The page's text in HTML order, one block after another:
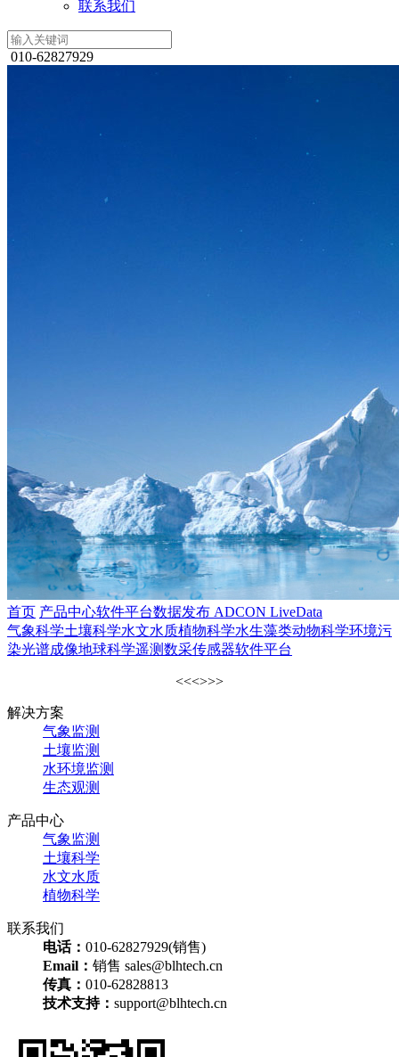
联系我们
010-62827929
首页 产品中心软件平台数据发布 ADCON LiveData
气象科学土壤科学水文水质植物科学水生藻类动物科学环境污
染光谱成像地球科学遥测数采传感器软件平台
<<<>>>
解决方案
气象监测
土壤监测
水环境监测
生态观测
产品中心
气象监测
土壤科学
水文水质
植物科学
联系我们
电话： 010-62827929(销售)
Email： 销售 sales@blhtech.cn
传真： 010-62828813
技术支持： support@blhtech.cn